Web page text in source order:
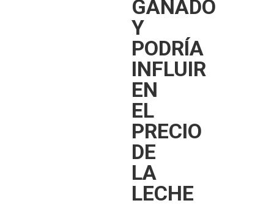
GANADO
Y
PODRÍA
INFLUIR
EN
EL
PRECIO
DE
LA
LECHE